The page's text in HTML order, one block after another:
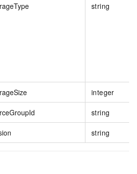
string
integer
string
string